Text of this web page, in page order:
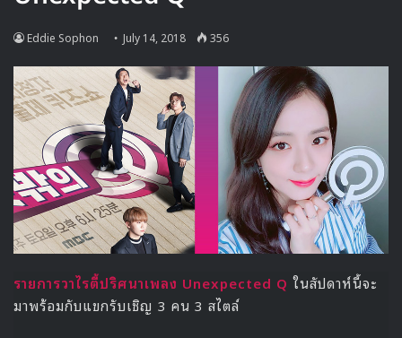
Eddie Sophon July 14, 2018 356
รายการวาไรตี้ปริศนาเพลง Unexpected Q ในสัปดาห์นี้จะ
มาพร้อมกับแขกรับเชิญ 3 คน 3 สไตล์